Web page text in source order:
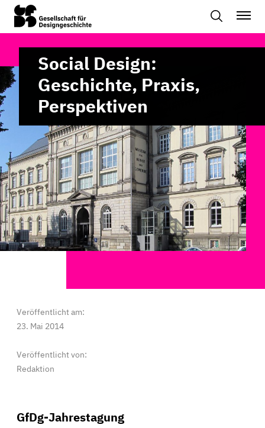
Social Design:
Geschichte, Praxis,
Perspektiven
Veröffentlicht am:
23. Mai 2014
Veröffentlicht von:
Redaktion
GfDg-Jahrestagung